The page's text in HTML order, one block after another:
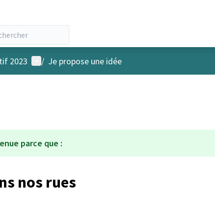
2023 Menu utilisateur
/ Je propose une idée
parce que :
nos rues